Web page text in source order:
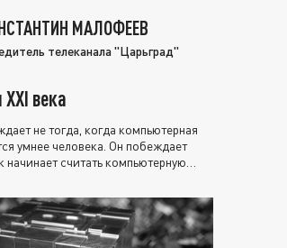
МАЛОФЕЕВ
телеканала "Царьград"
века
не тогда, когда компьютерная
умнее человека. Он побеждает
начинает считать компьютерную